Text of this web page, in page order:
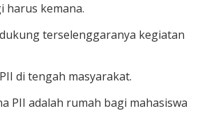
harus kemana.
terselenggaranya kegiatan
di tengah masyarakat.
PII adalah rumah bagi mahasiswa